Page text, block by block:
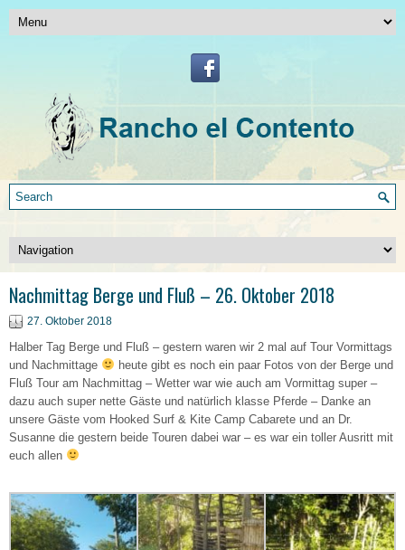
Nachmittag Berge und Fluß – 26. Oktober 2018
27. Oktober 2018
Halber Tag Berge und Fluß – gestern waren wir 2 mal auf Tour Vormittags
und Nachmittage
heute gibt es noch ein paar Fotos von der Berge und
Fluß Tour am Nachmittag – Wetter war wie auch am Vormittag super –
dazu auch super nette Gäste und natürlich klasse Pferde – Danke an
unsere Gäste vom Hooked Surf & Kite Camp Cabarete und an Dr.
Susanne die gestern beide Touren dabei war – es war ein toller Ausritt mit
euch allen